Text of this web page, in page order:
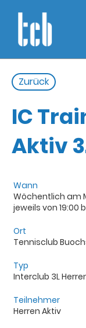
Zurück
IC
Aktiv
Wann
Wöchentlich am
jeweils von 19:00
Ort
Tennisclub
Typ
Interclub 3L
Teilnehmer
Herren Aktiv